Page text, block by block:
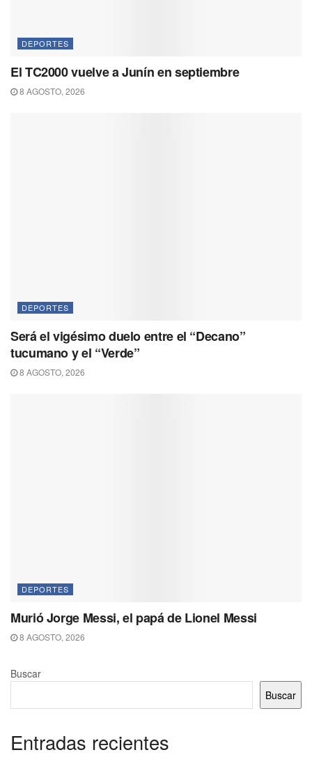
DEPORTES
El TC2000 vuelve a Junín en septiembre
8 AGOSTO, 2026
DEPORTES
Será el vigésimo duelo entre el “Decano”
tucumano y el “Verde”
8 AGOSTO, 2026
DEPORTES
Murió Jorge Messi, el papá de Lionel Messi
8 AGOSTO, 2026
Buscar
Buscar
Entradas recientes